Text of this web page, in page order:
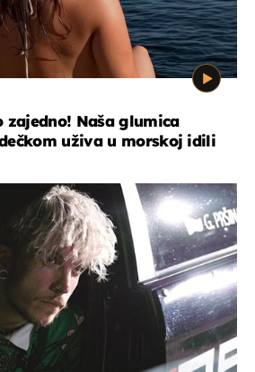
zajedno! Naša glumica
uživa u morskoj idili